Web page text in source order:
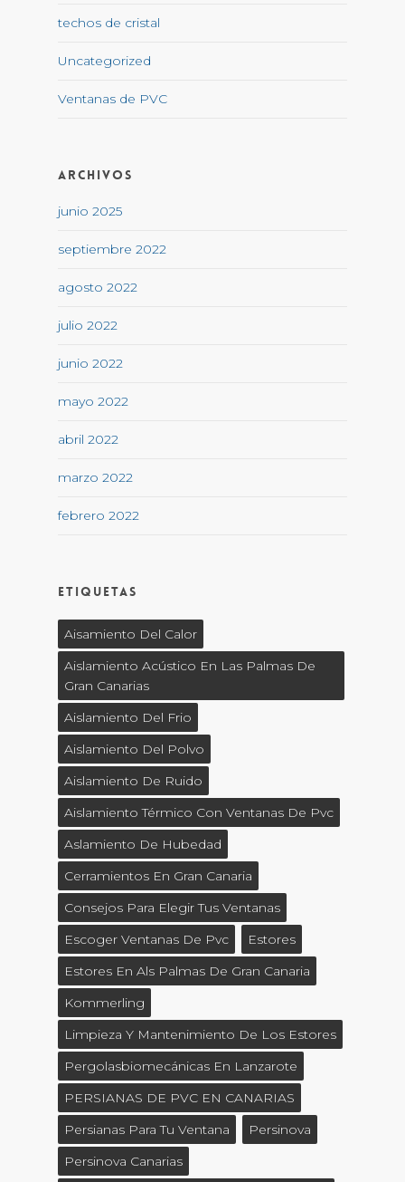
techos de cristal
Uncategorized
Ventanas de PVC
Archivos
junio 2025
septiembre 2022
agosto 2022
julio 2022
junio 2022
mayo 2022
abril 2022
marzo 2022
febrero 2022
Etiquetas
Aisamiento Del Calor
Aislamiento Acústico En Las Palmas De
Gran Canarias
Aislamiento Del Frio
Aislamiento Del Polvo
Aislamiento De Ruido
Aislamiento Térmico Con Ventanas De Pvc
Aslamiento De Hubedad
Cerramientos En Gran Canaria
Consejos Para Elegir Tus Ventanas
Escoger Ventanas De Pvc
Estores
Estores En Als Palmas De Gran Canaria
Kommerling
Limpieza Y Mantenimiento De Los Estores
Pergolasbiomecánicas En Lanzarote
PERSIANAS DE PVC EN CANARIAS
Persianas Para Tu Ventana
Persinova
Persinova Canarias